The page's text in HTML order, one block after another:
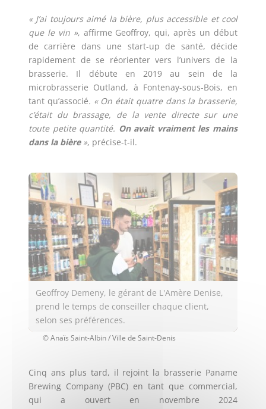
« J’ai toujours aimé la bière, plus accessible et cool
que le vin », affirme Geoffroy, qui, après un début
de carrière dans une start-up de santé, décide
rapidement de se réorienter vers l’univers de la
brasserie. Il débute en 2019 au sein de la
microbrasserie Outland, à Fontenay-sous-Bois, en
tant qu’associé. « On était quatre dans la brasserie,
c’était du brassage, de la vente directe sur une
toute petite quantité. On avait vraiment les mains
dans la bière», précise-t-il.
Description
Geoffroy Demeny, le gérant de L'Amère Denise,
prend le temps de conseiller chaque client,
selon ses préférences.
Crédits
© Anaïs Saint-Albin / Ville de Saint-Denis
Cinq ans plus tard, il rejoint la brasserie Paname
Brewing Company (PBC) en tant que commercial,
qui a ouvert en novembre 2024